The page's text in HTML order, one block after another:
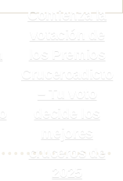
Comienza la
votación de
los Premios
Cruceroadicto
– Tu voto
decide los
mejores
cruceros de
2025